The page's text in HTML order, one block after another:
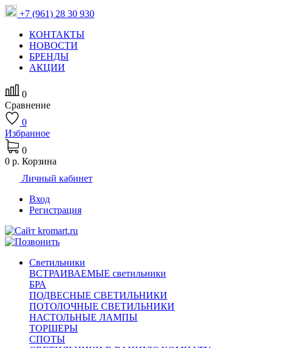
+7 (961) 28 30 930
КОНТАКТЫ
НОВОСТИ
БРЕНДЫ
АКЦИИ
0
Сравнение
0
Избранное
0
0 р. Корзина
Личный кабинет
Вход
Регистрация
Светильники
ВСТРАИВАЕМЫЕ светильники
БРА
ПОДВЕСНЫЕ СВЕТИЛЬНИКИ
ПОТОЛОЧНЫЕ СВЕТИЛЬНИКИ
НАСТОЛЬНЫЕ ЛАМПЫ
ТОРШЕРЫ
СПОТЫ